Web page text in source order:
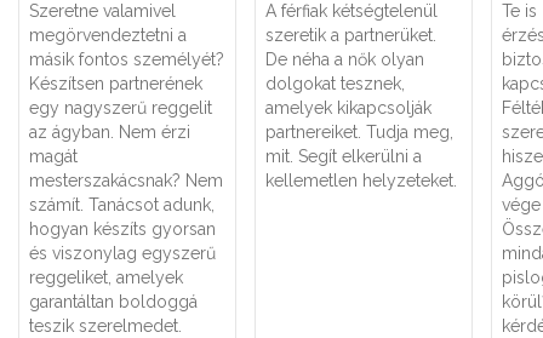
Szeretne valamivel
megörvendeztetni a
másik fontos személyét?
Készítsen partnerének
egy nagyszerű reggelit
az ágyban. Nem érzi
magát
mesterszakácsnak? Nem
számít. Tanácsot adunk,
hogyan készíts gyorsan
és viszonylag egyszerű
reggeliket, amelyek
garantáltan boldoggá
teszik szerelmedet.
A férfiak kétségtelenül
szeretik a partnerüket.
De néha a nők olyan
dolgokat tesznek,
amelyek kikapcsolják
partnereiket. Tudja meg,
mit. Segít elkerülni a
kellemetlen helyzeteket.
Te is